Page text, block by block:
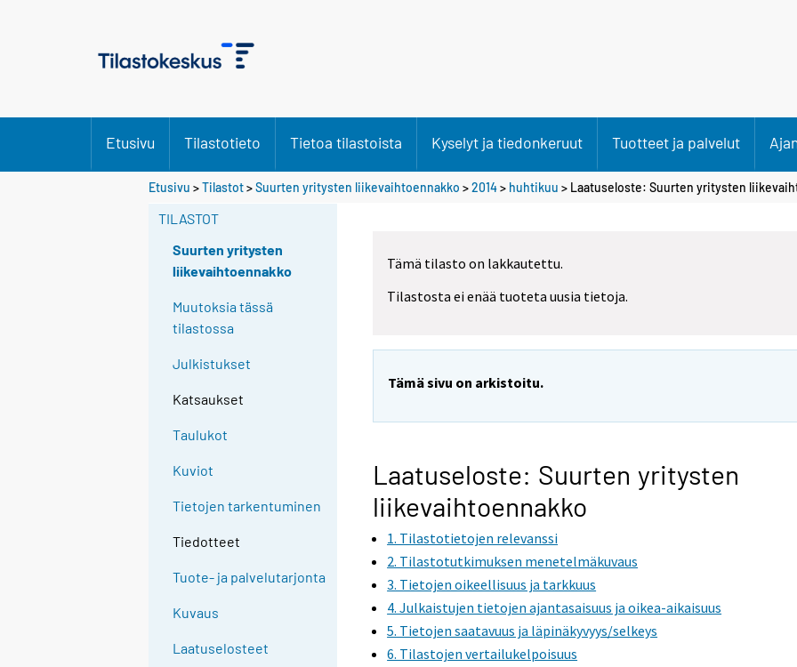
Etusivu Tilastotieto Tietoa tilastoista Kyselyt ja tiedonkeruut Tuotteet ja palvelut
Etusivu >Tilastot>Suurten yritysten liikevaihtoennakko >2014> huhtikuu > Laatuseloste: Suurten yritysten
TILASTOT
Suurten yritysten
liikevaihtoennakko
Muutoksia tässä
tilastossa
Julkistukset
Katsaukset
Taulukot
Kuviot
Tietojen tarkentuminen
Tiedotteet
Tuote- ja palvelutarjonta
Kuvaus
Laatuselosteet
Tämä tilasto on lakkautettu.
Tilastosta ei enää tuoteta uusia tietoja.
Tämä sivu on arkistoitu.
Laatuseloste: Suurten yritysten
liikevaihtoennakko
1. Tilastotietojen relevanssi
2. Tilastotutkimuksen menetelmäkuvaus
3. Tietojen oikeellisuus ja tarkkuus
4. Julkaistujen tietojen ajantasaisuus ja oikea-aikaisuus
5. Tietojen saatavuus ja läpinäkyvyys/selkeys
6. Tilastojen vertailukelpoisuus